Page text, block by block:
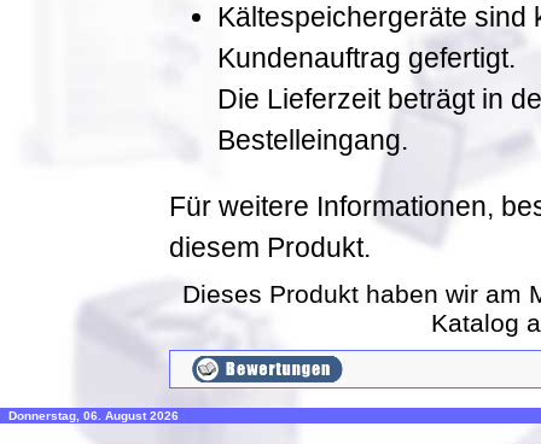
Kältespeichergeräte sind
Kundenauftrag gefertigt.
Die Lieferzeit beträgt in
Bestelleingang.
Für weitere Informationen,
diesem Produkt.
Dieses Produkt haben wir am
Katalog
Donnerstag, 06. August 2026